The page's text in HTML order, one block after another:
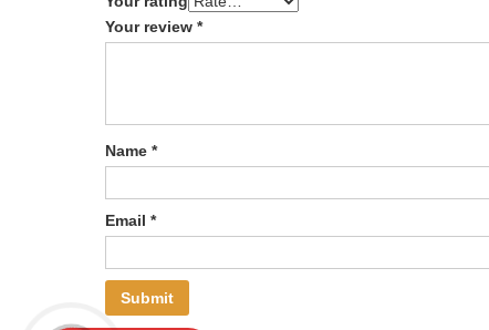
Your review *
Name *
Email *